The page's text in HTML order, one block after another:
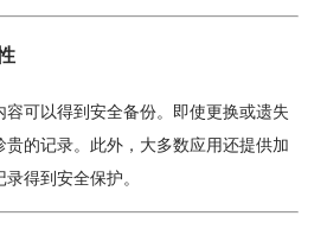
可以得到安全备份。即使更换或遗失
的记录。此外，大多数应用还提供加
得到安全保护。